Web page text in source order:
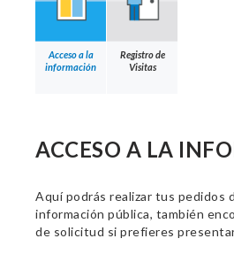
Acceso a la
información
Registro de
Visitas
ACCESO A LA
Aquí podrás realizar tus pedidos
información pública, también
de solicitud si prefieres